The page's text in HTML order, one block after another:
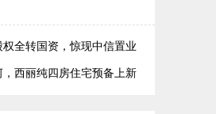
全转国资，惊现中信置业
西丽纯四房住宅预备上新